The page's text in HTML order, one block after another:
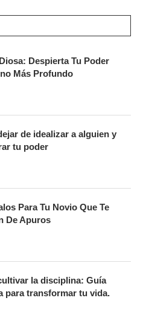
Despierta Tu Poder
Más Profundo
de idealizar a alguien y
tu poder
Para Tu Novio Que Te
De Apuros
la disciplina: Guía
para transformar tu vida.